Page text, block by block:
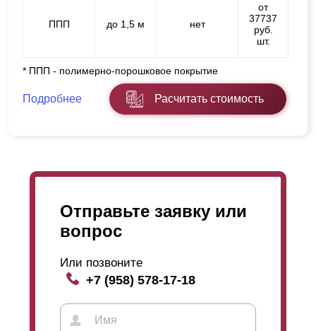
ППП до 1,5 м нет
от
37737
руб.
шт.
* ППП - полимерно-порошковое покрытие
Подробнее Расчитать стоимость
Отправьте заявку или
вопрос
Или позвоните
+7 (958) 578-17-18